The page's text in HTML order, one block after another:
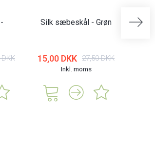
Silk sæbeskål - Grøn
15,00 DKK 27,50 DKK
Inkl. moms